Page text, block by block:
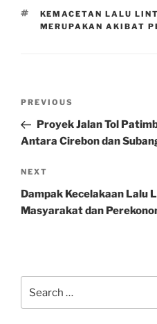
TAGS
KEMACETAN LALU
MERUPAKAN AKIBAT
Previous
Post
PREVIOUS
Proyek Jalan Tol
Antara Cirebon dan
Next
Post
NEXT
Dampak Kecelakaan Lalu
Masyarakat dan
for: